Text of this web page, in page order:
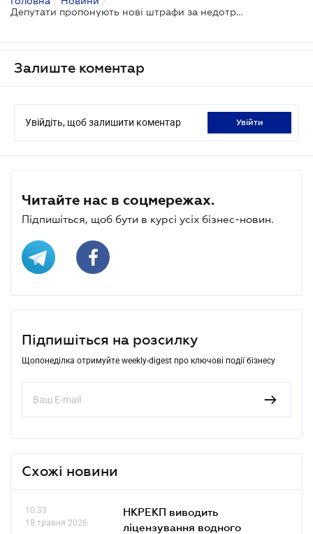
Депутати пропонують нові штрафи за недотримання ЖК-норм
Залиште коментар
Увійдіть, щоб залишити коментар увійти
Читайте нас в соцмережах.
Підпишіться, щоб бути в курсі усіх бізнес-новин.
Підпишіться на розсилку
Щопонеділка отримуйте weekly-digest про ключові події бізнесу
Схожі новини
10.33
18 травня 2026
НКРЕКП виводить
ліцензування водного